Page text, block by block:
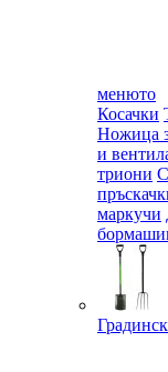
менюто
Косачки
Ножица
и
триони
маркучи